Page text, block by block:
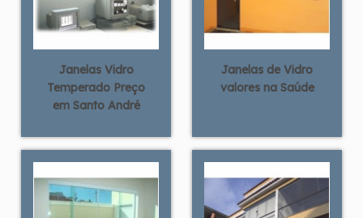
Janelas Vidro
Temperado Preço
em Santo André
Janelas de Vidro
valores na Saúde